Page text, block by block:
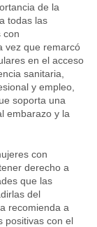
de la
todas las
con
vez que remarcó
en el acceso
sanitaria,
y empleo,
soporta una
embarazo y la
con
derecho a
que las
del
recomienda a
positivas con el